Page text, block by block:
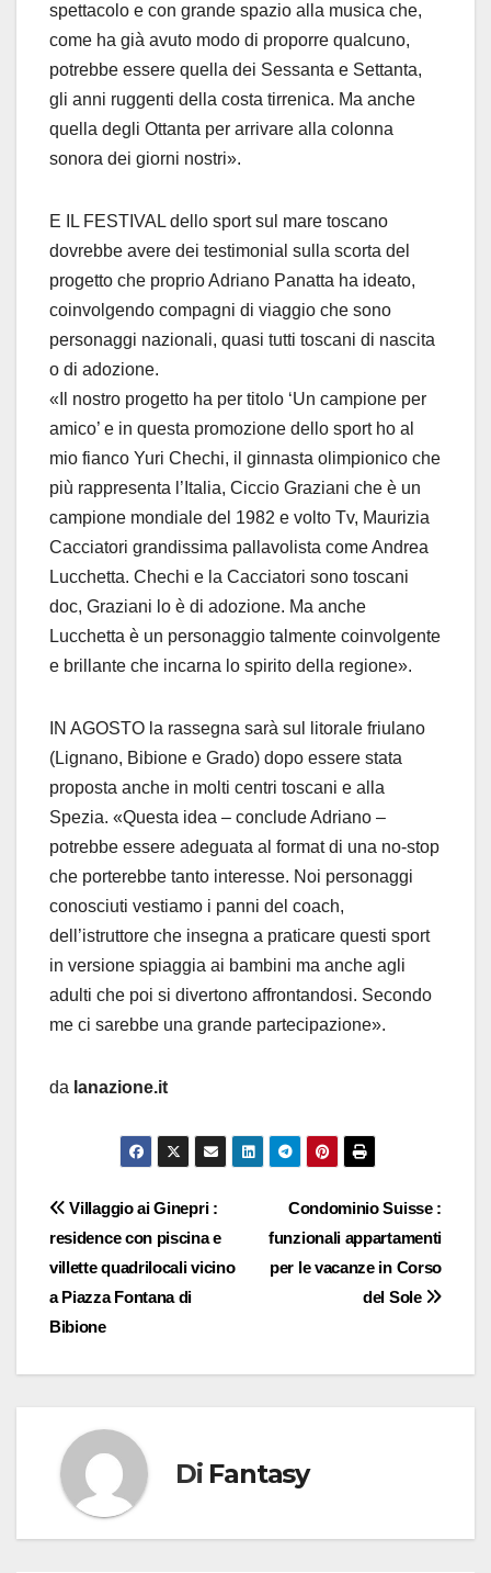
spettacolo e con grande spazio alla musica che,
come ha già avuto modo di proporre qualcuno,
potrebbe essere quella dei Sessanta e Settanta,
gli anni ruggenti della costa tirrenica. Ma anche
quella degli Ottanta per arrivare alla colonna
sonora dei giorni nostri».
E IL FESTIVAL dello sport sul mare toscano
dovrebbe avere dei testimonial sulla scorta del
progetto che proprio Adriano Panatta ha ideato,
coinvolgendo compagni di viaggio che sono
personaggi nazionali, quasi tutti toscani di nascita
o di adozione.
«Il nostro progetto ha per titolo ‘Un campione per
amico’ e in questa promozione dello sport ho al
mio fianco Yuri Chechi, il ginnasta olimpionico che
più rappresenta l’Italia, Ciccio Graziani che è un
campione mondiale del 1982 e volto Tv, Maurizia
Cacciatori grandissima pallavolista come Andrea
Lucchetta. Chechi e la Cacciatori sono toscani
doc, Graziani lo è di adozione. Ma anche
Lucchetta è un personaggio talmente coinvolgente
e brillante che incarna lo spirito della regione».
IN AGOSTO la rassegna sarà sul litorale friulano
(Lignano, Bibione e Grado) dopo essere stata
proposta anche in molti centri toscani e alla
Spezia. «Questa idea – conclude Adriano –
potrebbe essere adeguata al format di una no-stop
che porterebbe tanto interesse. Noi personaggi
conosciuti vestiamo i panni del coach,
dell’istruttore che insegna a praticare questi sport
in versione spiaggia ai bambini ma anche agli
adulti che poi si divertono affrontandosi. Secondo
me ci sarebbe una grande partecipazione».
da lanazione.it
Navigazione
articoli
Condominio Suisse :
funzionali appartamenti
per le vacanze in Corso
del Sole
Villaggio ai Ginepri :
residence con piscina e
villette quadrilocali vicino
a Piazza Fontana di
Bibione
Di Fantasy